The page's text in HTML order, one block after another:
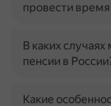
провести время
В каких
пенсии в
Какие